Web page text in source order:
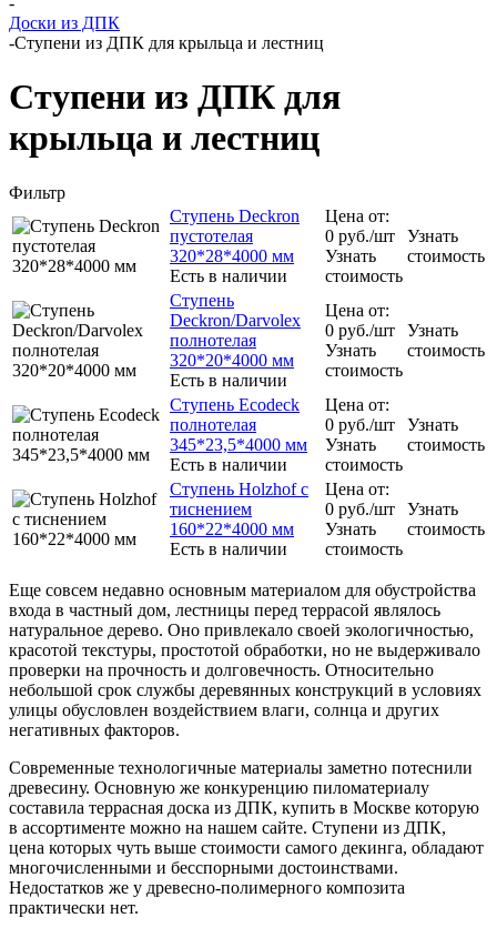
Доски из ДПК
-Ступени из ДПК для крыльца и лестниц
Ступени из ДПК для
крыльца и лестниц
Фильтр
Ступень Deckron
пустотелая
320*28*4000 мм
Есть в наличии
Цена от:
0 руб./шт
Узнать
стоимость
Узнать
стоимость
Ступень
Deckron/Darvolex
полнотелая
320*20*4000 мм
Есть в наличии
Цена от:
0 руб./шт
Узнать
стоимость
Узнать
стоимость
Ступень Ecodeck
полнотелая
345*23,5*4000 мм
Есть в наличии
Цена от:
0 руб./шт
Узнать
стоимость
Узнать
стоимость
Ступень Holzhof с
тиснением
160*22*4000 мм
Есть в наличии
Цена от:
0 руб./шт
Узнать
стоимость
Узнать
стоимость
Еще совсем недавно основным материалом для обустройства
входа в частный дом, лестницы перед террасой являлось
натуральное дерево. Оно привлекало своей экологичностью,
красотой текстуры, простотой обработки, но не выдерживало
проверки на прочность и долговечность. Относительно
небольшой срок службы деревянных конструкций в условиях
улицы обусловлен воздействием влаги, солнца и других
негативных факторов.
Современные технологичные материалы заметно потеснили
древесину. Основную же конкуренцию пиломатериалу
составила террасная доска из ДПК, купить в Москве которую
в ассортименте можно на нашем сайте. Ступени из ДПК,
цена которых чуть выше стоимости самого декинга, обладают
многочисленными и бесспорными достоинствами.
Недостатков же у древесно-полимерного композита
практически нет.